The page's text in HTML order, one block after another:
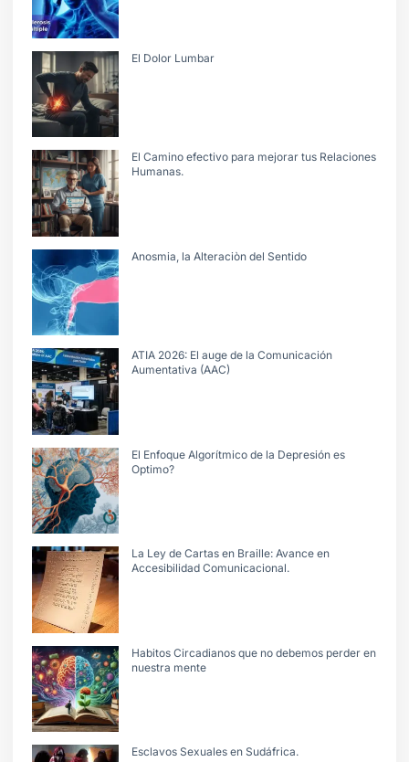
El Dolor Lumbar
El Camino efectivo para mejorar tus Relaciones
Humanas.
Anosmia, la Alteraciòn del Sentido
ATIA 2026: El auge de la Comunicación
Aumentativa (AAC)
El Enfoque Algorítmico de la Depresión es
Optimo?
La Ley de Cartas en Braille: Avance en
Accesibilidad Comunicacional.
Habitos Circadianos que no debemos perder en
nuestra mente
Esclavos Sexuales en Sudáfrica.